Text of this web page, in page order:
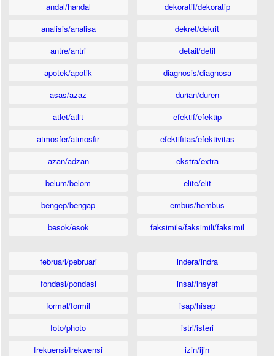
andal/handal
analisis/analisa
antre/antri
apotek/apotik
asas/azaz
atlet/atlit
atmosfer/atmosfir
azan/adzan
belum/belom
bengep/bengap
besok/esok
dekoratif/dekoratip
dekret/dekrit
detail/detil
diagnosis/diagnosa
durian/duren
efektif/efektip
efektifitas/efektivitas
ekstra/extra
elite/elit
embus/hembus
faksimile/faksimili/faksimil
februari/pebruari
fondasi/pondasi
formal/formil
foto/photo
frekuensi/frekwensi
indera/indra
insaf/insyaf
isap/hisap
istri/isteri
izin/ijin